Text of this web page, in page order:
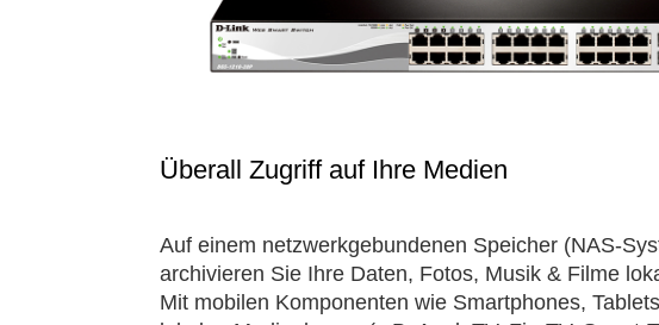
Überall Zugriff auf Ihre Medien
Auf einem netzwerkgebundenen Speicher (NAS-
archivieren Sie Ihre Daten, Fotos, Musik & Filme
Mit mobilen Komponenten wie Smartphones,